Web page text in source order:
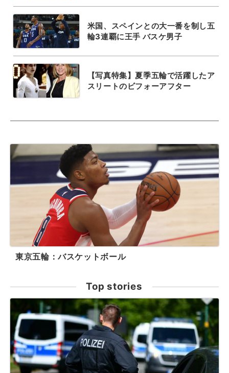
米国、スペインとの大一番を制し五
輪3連覇に王手 バスケ男子
【写真特集】夏季五輪で活躍したア
スリートのビフォーアフター
東京五輪：バスケットボール
Top stories